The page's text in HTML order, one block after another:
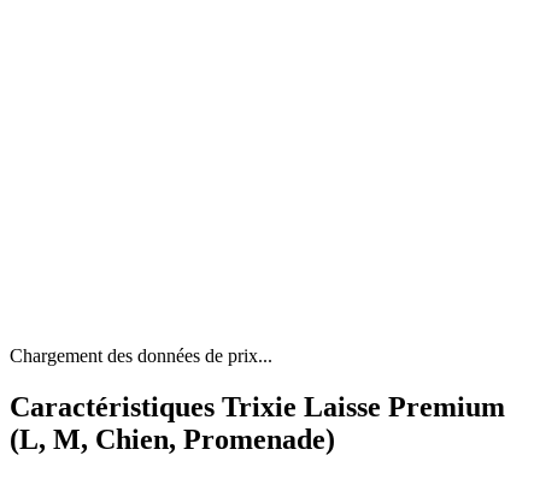
Chargement des données de prix...
Caractéristiques Trixie Laisse Premium
(L, M, Chien, Promenade)